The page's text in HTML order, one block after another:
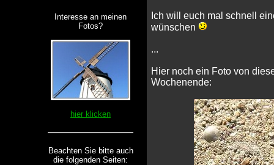
Interesse an meinen
Fotos?
hier klicken
Beachten Sie bitte auch
die folgenden Seiten:
Ich will euch mal schnell
wünschen
...
Hier noch ein Foto von
Wochenende: